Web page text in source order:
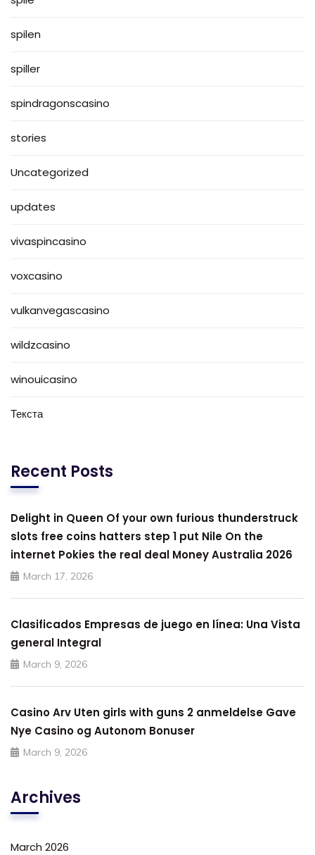
spilen
spiller
spindragonscasino
stories
Uncategorized
updates
vivaspincasino
voxcasino
vulkanvegascasino
wildzcasino
winouicasino
Текста
Recent Posts
Delight in Queen Of your own furious thunderstruck
slots free coins hatters step 1 put Nile On the
internet Pokies the real deal Money Australia 2026
March 17, 2026
Clasificados Empresas de juego en línea: Una Vista
general Integral
March 9, 2026
Casino Arv Uten girls with guns 2 anmeldelse Gave
Nye Casino og Autonom Bonuser
March 9, 2026
Archives
March 2026